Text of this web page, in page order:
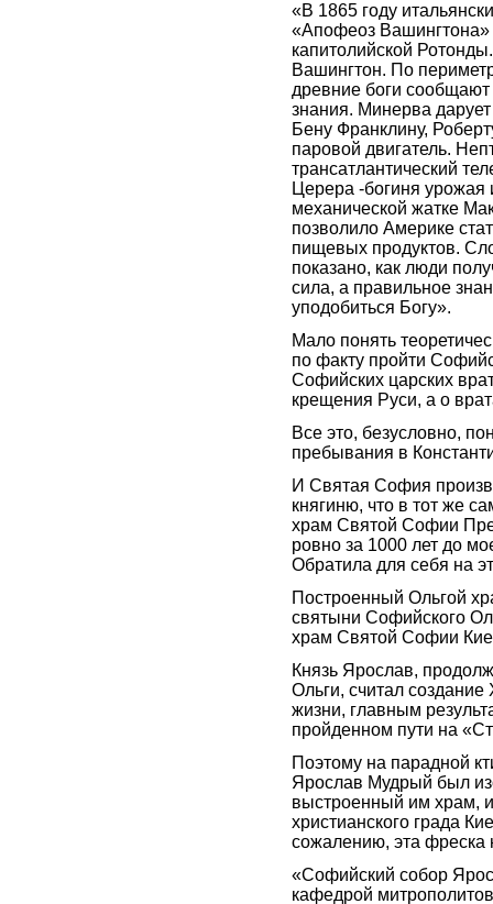
«В 1865 году
«Апофеоз Вашингтона»
капитолийской
Вашингтон. По
древние боги
знания. Минерва
Бену Франклину,
паровой двигатель.
трансатлантический
Церера -богиня урожая
механической жатке
позволило Америке
пищевых продуктов.
показано, как люди
сила, а правильное
уподобиться Богу».
Мало понять
по факту пройти
Софийских царских
крещения Руси, а о
Все это, безусловно,
пребывания в
И Святая София
княгиню, что в тот же
храм Святой Софии
ровно за 1000 лет до
Обратила для себя на
Построенный Ольгой
святыни Софийского
храм Святой Софии
Князь Ярослав,
Ольги, считал
жизни, главным
пройденном пути на
Поэтому на парадной
Ярослав Мудрый был
выстроенный им храм,
христианского града
сожалению, эта фреска
«Софийский собор
кафедрой